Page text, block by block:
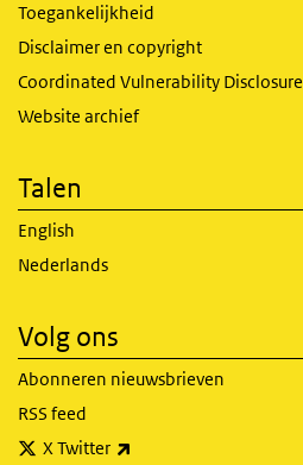
Toegankelijkheid
Disclaimer en copyright
Coordinated Vulnerability Disclosure
Website archief
Talen
English
Nederlands
Volg ons
Abonneren nieuwsbrieven
RSS feed
X Twitter